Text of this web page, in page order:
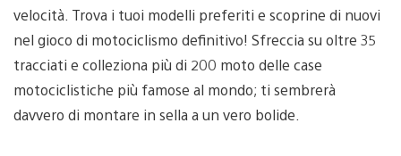
velocità. Trova i tuoi modelli preferiti e scoprine di nuovi
nel gioco di motociclismo definitivo! Sfreccia su oltre 35
tracciati e colleziona più di 200 moto delle case
motociclistiche più famose al mondo; ti sembrerà
davvero di montare in sella a un vero bolide.